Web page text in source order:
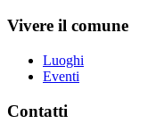
Vivere il comune
Luoghi
Eventi
Contatti